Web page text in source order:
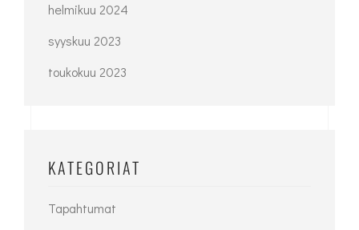
helmikuu 2024
syyskuu 2023
toukokuu 2023
KATEGORIAT
Tapahtumat